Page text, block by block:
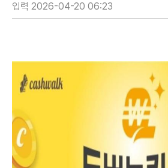
입력 2026-04-20 06:23